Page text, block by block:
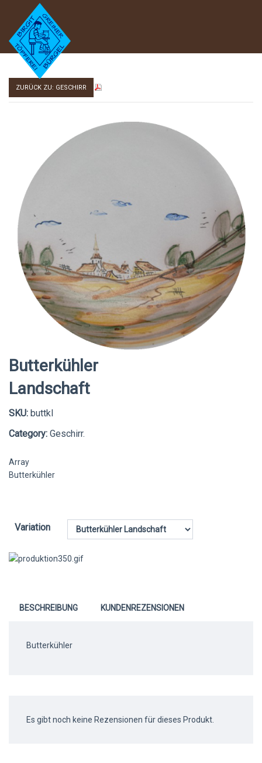
ZURÜCK ZU: GESCHIRR
Butterkühler
Landschaft
SKU: buttkl
Category: Geschirr.
Array
Butterkühler
Variation
BESCHREIBUNG KUNDENREZENSIONEN
Butterkühler
Es gibt noch keine Rezensionen für dieses Produkt.